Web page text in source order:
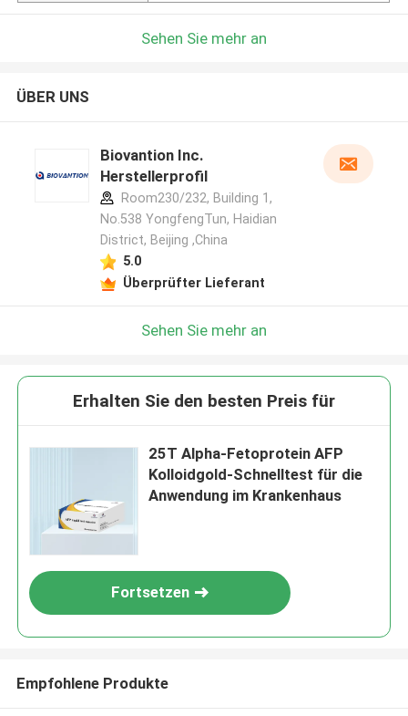
Sehen Sie mehr an
ÜBER UNS
Biovantion Inc.
Herstellerprofil
Room230/232, Building 1,
No.538 YongfengTun, Haidian
District, Beijing ,China
5.0
Überprüfter Lieferant
Sehen Sie mehr an
Erhalten Sie den besten Preis für
25T Alpha-Fetoprotein AFP
Kolloidgold-Schnelltest für die
Anwendung im Krankenhaus
Fortsetzen
Empfohlene Produkte